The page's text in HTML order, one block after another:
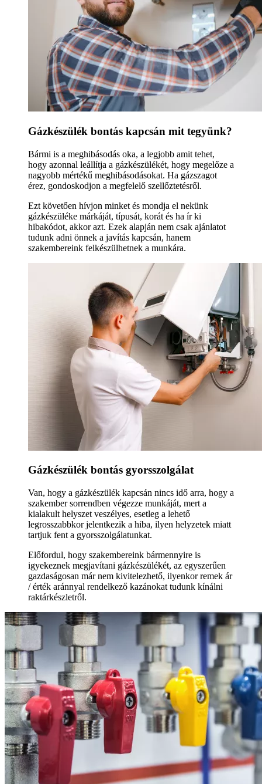
Gázkészülék bontás kapcsán mit tegyünk?
Bármi is a meghibásodás oka, a legjobb amit tehet,
hogy azonnal leállítja a gázkészülékét, hogy megelőze a
nagyobb mértékű meghibásodásokat. Ha gázszagot
érez, gondoskodjon a megfelelő szellőztetésről.
Ezt követően hívjon minket és mondja el nekünk
gázkészüléke márkáját, típusát, korát és ha ír ki
hibakódot, akkor azt. Ezek alapján nem csak ajánlatot
tudunk adni önnek a javítás kapcsán, hanem
szakembereink felkészülhetnek a munkára.
Gázkészülék bontás gyorsszolgálat
Van, hogy a gázkészülék kapcsán nincs idő arra, hogy a
szakember sorrendben végezze munkáját, mert a
kialakult helyszet veszélyes, esetleg a lehető
legrosszabbkor jelentkezik a hiba, ilyen helyzetek miatt
tartjuk fent a gyorsszolgálatunkat.
Előfordul, hogy szakembereink bármennyire is
igyekeznek megjavítani gázkészülékét, az egyszerűen
gazdaságosan már nem kivitelezhető, ilyenkor remek ár
/ érték aránnyal rendelkező kazánokat tudunk kínálni
raktárkészletről.